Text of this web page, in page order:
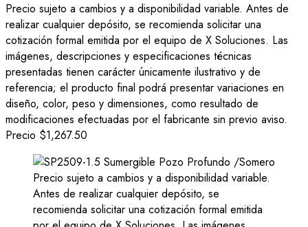
Precio sujeto a cambios y a disponibilidad variable. Antes de
realizar cualquier depósito, se recomienda solicitar una
cotización formal emitida por el equipo de X Soluciones. Las
imágenes, descripciones y especificaciones técnicas
presentadas tienen carácter únicamente ilustrativo y de
referencia; el producto final podrá presentar variaciones en
diseño, color, peso y dimensiones, como resultado de
modificaciones efectuadas por el fabricante sin previo aviso.
Precio $1,267.50
Precio sujeto a cambios y a disponibilidad variable.
Antes de realizar cualquier depósito, se
recomienda solicitar una cotización formal emitida